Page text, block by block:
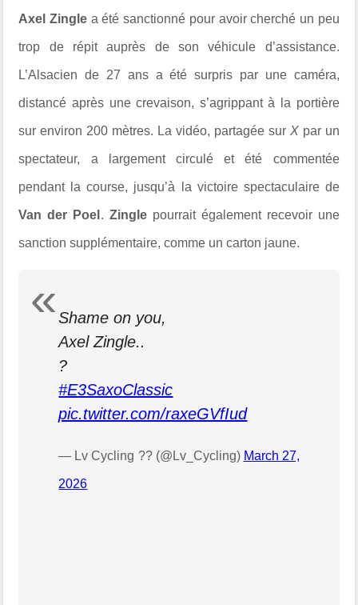
Axel Zingle a été sanctionné pour avoir cherché un peu
trop de répit auprès de son véhicule d’assistance.
L’Alsacien de 27 ans a été surpris par une caméra,
distancé après une crevaison, s’agrippant à la portière
sur environ 200 mètres. La vidéo, partagée sur X par un
spectateur, a largement circulé et été commentée
pendant la course, jusqu’à la victoire spectaculaire de
Van der Poel . Zingle pourrait également recevoir une
sanction supplémentaire, comme un carton jaune.
Shame on you,
Axel Zingle..
?
#E3SaxoClassic
pic.twitter.com/raxeGVfIud
— Lv Cycling ?? (@Lv_Cycling) March 27,
2026